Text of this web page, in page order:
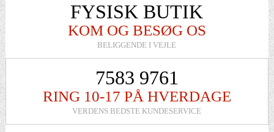
FYSISK BUTIK
KOM OG BESØG OS
BELIGGENDE I VEJLE
7583 9761
RING 10-17 PÅ HVERDAGE
VERDENS BEDSTE KUNDESERVICE